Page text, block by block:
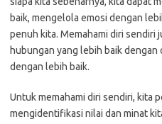
baik, mengelola emosi dengan
penuh kita. Memahami diri sendiri
hubungan yang lebih baik
dengan lebih baik.
Untuk memahami diri sendiri, kita
mengidentifikasi nilai dan minat